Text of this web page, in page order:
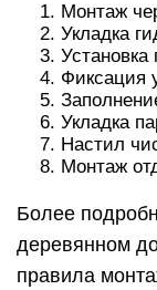
Монтаж
Укладка
Установка
Фиксация
Укладка
Настил
Монтаж
Более
деревянном
правила